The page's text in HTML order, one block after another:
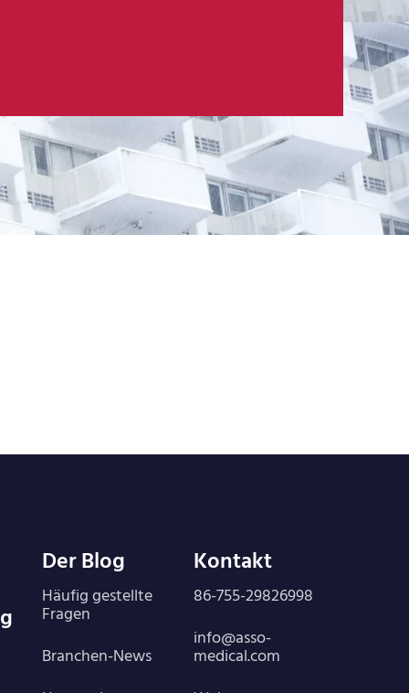
Der Blog
Häufig gestellte
Fragen
Branchen-News
Kontakt
86-755-29826998
info@asso-
medical.com